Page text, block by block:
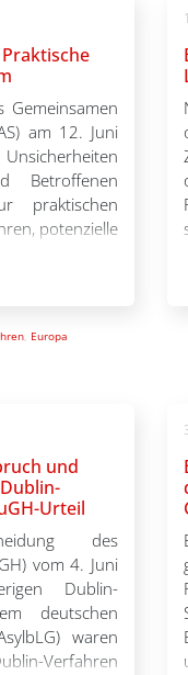
Gemeinsamen
am 12. Juni
Betroffenen
praktischen
potenzielle
in andere
, Europa
und
Urteil
des
vom 4. Juni
Dublin-
deutschen
waren
Verfahren